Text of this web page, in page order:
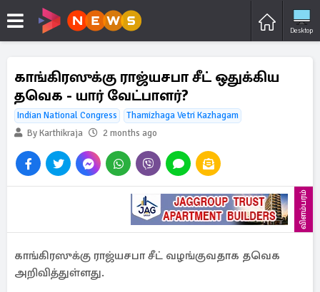
Desktop
காங்கிரஸுக்கு ராஜ்யசபா சீட் ஒதுக்கிய
தவெக - யார் வேட்பாளர்?
Indian National Congress
Thamizhaga Vetri Kazhagam
By Karthikraja
2 months ago
விளம்பரம்
காங்கிரஸுக்கு ராஜ்யசபா சீட் வழங்குவதாக தவெக
அறிவித்துள்ளது.